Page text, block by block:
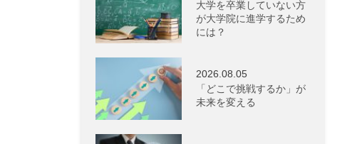
大学を卒業していない方
が大学院に進学するため
には？
2026.08.05
「どこで挑戦するか」が
未来を変える